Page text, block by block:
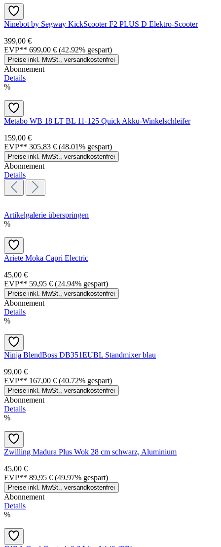
Ninebot by Segway KickScooter F2 PLUS D Elektro-Scooter
399,00 €
EVP** 699,00 € (42.92% gespart)
Preise inkl. MwSt., versandkostenfrei
Abonnement
Details
%
Metabo WB 18 LT BL 11-125 Quick Akku-Winkelschleifer
159,00 €
EVP** 305,83 € (48.01% gespart)
Preise inkl. MwSt., versandkostenfrei
Abonnement
Details
Artikelgalerie überspringen
%
Ariete Moka Capri Electric
45,00 €
EVP** 59,95 € (24.94% gespart)
Preise inkl. MwSt., versandkostenfrei
Abonnement
Details
%
Ninja BlendBoss DB351EUBL Standmixer blau
99,00 €
EVP** 167,00 € (40.72% gespart)
Preise inkl. MwSt., versandkostenfrei
Abonnement
Details
%
Zwilling Madura Plus Wok 28 cm schwarz, Aluminium
45,00 €
EVP** 89,95 € (49.97% gespart)
Preise inkl. MwSt., versandkostenfrei
Abonnement
Details
%